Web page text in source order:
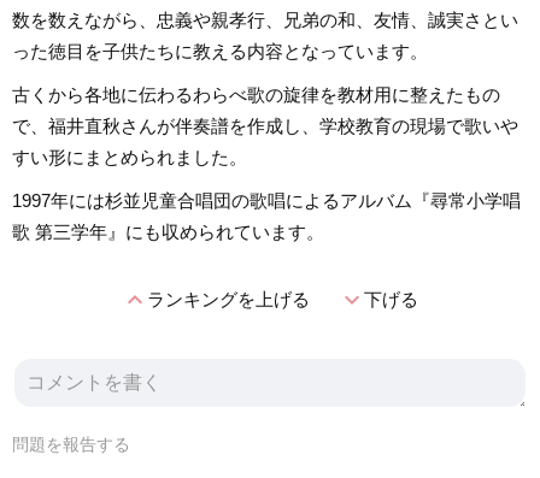
数を数えながら、忠義や親孝行、兄弟の和、友情、誠実さとい
った徳目を子供たちに教える内容となっています。
古くから各地に伝わるわらべ歌の旋律を教材用に整えたもの
で、福井直秋さんが伴奏譜を作成し、学校教育の現場で歌いや
すい形にまとめられました。
1997年には杉並児童合唱団の歌唱によるアルバム『尋常小学唱
歌 第三学年』にも収められています。
expand_lessランキングを上げる expand_more下げる
問題を報告する